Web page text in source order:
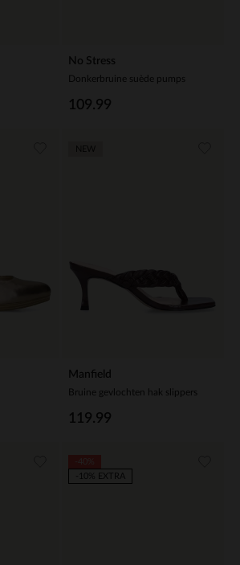
No Stress
Donkerbruine suède pumps
109.99
Manfield
Bruine gevlochten hak slippers
119.99
-10% EXTRA